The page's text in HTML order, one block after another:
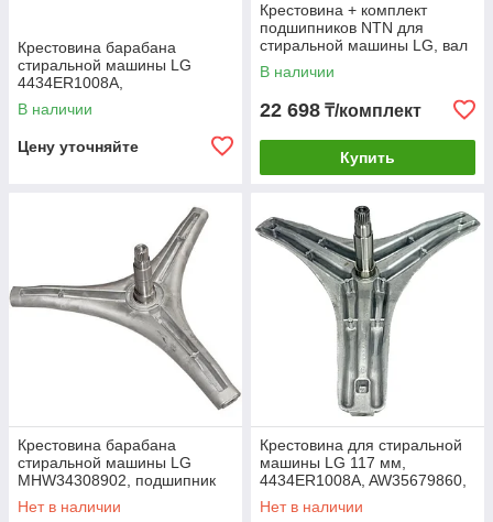
Крестовина барабана
стиральной машины LG
4434ER1008A,
MHW62021601 (для машин
от 7кг загрузки)
В наличии
Цену уточняйте
Крестовина + комплект
подшипников NTN для
стиральной машины LG, вал
10 см, крепление под болт,
4434ER1007D,
В наличии
22 698 ₸/комплект
Купить
Крестовина барабана
стиральной машины LG
MHW34308902, подшипник
205/206, втулка Ø37мм, вал
116мм, 4434EN1002A
Нет в наличии
Крестовина для стиральной
машины LG 117 мм,
4434ER1008A, AW35679860,
4434ER1005D
Нет в наличии